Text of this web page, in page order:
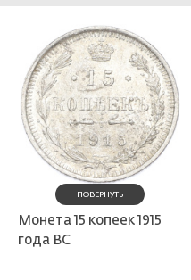
ПОВЕРНУТЬ
Монета 15 копеек 1915
года ВС